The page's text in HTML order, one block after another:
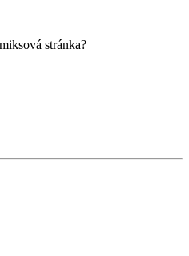
stránka?